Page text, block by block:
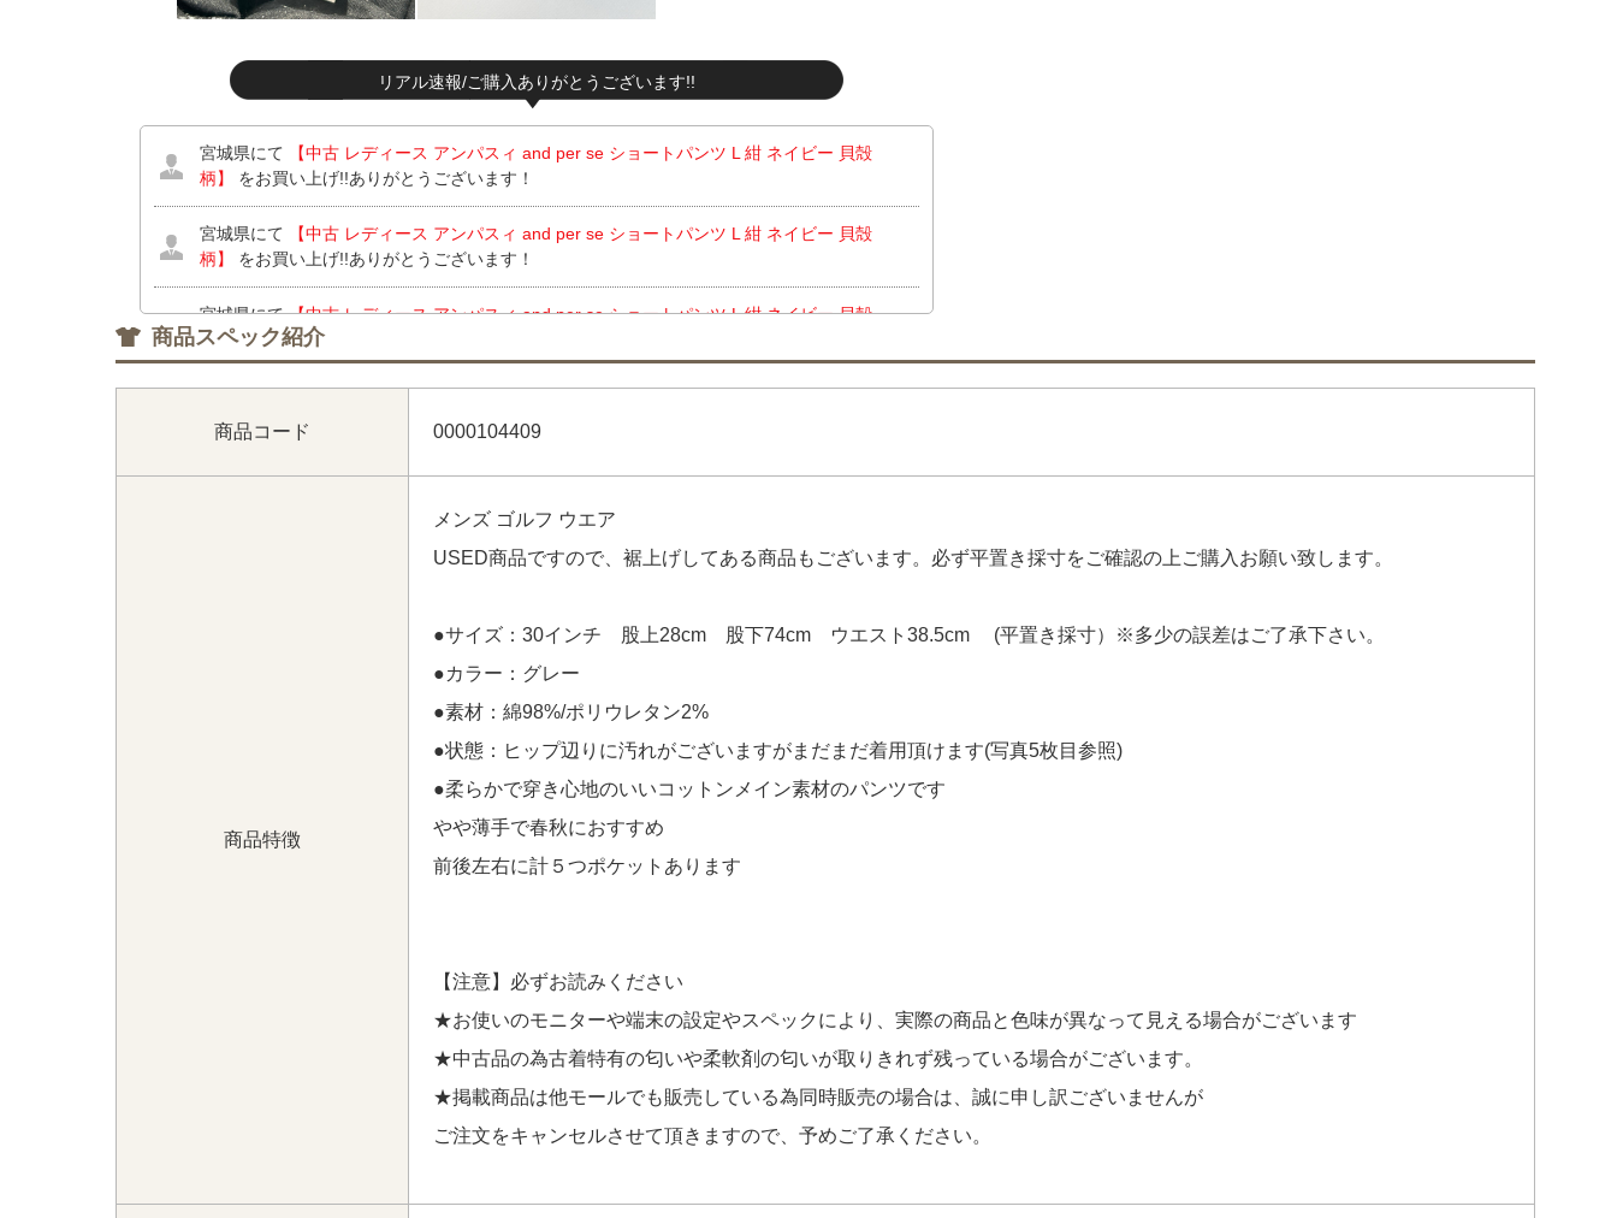
リアル速報/ご購入ありがとうございます!!
宮城県にて 【中古 レディース アンパスィ and per se ショートパンツ L 紺 ネイビー 貝殻
柄】
をお買い上げ!!ありがとうございます！
宮城県にて 【中古 レディース アンパスィ and per se ショートパンツ L 紺 ネイビー 貝殻
柄】
をお買い上げ!!ありがとうございます！
宮城県にて【中古 レディース アンパスィ and per se ショートパンツ L 紺 ネイビー 貝殻
柄】をお買い上げ!!ありがとうございます！
神奈川県にて【中古 レディース パーリーゲイツ PEARLY GATES ワンピース 1(M) 青×
緑 ノースリーブハイネック ヤシの木柄】 【中古 パーリーゲイツ PEARLY GATES サン
バイザー フリー ピンク 2023モデル】 【未使用品 レディース パーリーゲイツ PEARLY
【中古 レディース ニューバランスゴルフ New Balance golf 半袖ポロシャツ
EN ワンピース M ネイビー×花柄 ノースリーブ ハーフジップ】
【中古 レディース アールエルエックス ラルフローレン RLX RALPH LAUR
EN ワンピース M ネイビー×花柄 ノースリーブ ハーフジップ】 をお買い上げ!!ありがと
商品スペック紹介
商品コード 0000104409
商品特徴
メンズ ゴルフ ウエア
USED商品ですので、裾上げしてある商品もございます。必ず平置き採寸をご確認の上ご購入お願い致します。
●サイズ：30インチ 股上28cm 股下74cm ウエスト38.5cm (平置き採寸）※多少の誤差はご了承下さい。
●カラー：グレー
●素材：綿98%/ポリウレタン2%
●状態：ヒップ辺りに汚れがございますがまだまだ着用頂けます(写真5枚目参照)
●柔らかで穿き心地のいいコットンメイン素材のパンツです
やや薄手で春秋におすすめ
前後左右に計５つポケットあります
【注意】必ずお読みください
★お使いのモニターや端末の設定やスペックにより、実際の商品と色味が異なって見える場合がございます
★中古品の為古着特有の匂いや柔軟剤の匂いが取りきれず残っている場合がございます。
★掲載商品は他モールでも販売している為同時販売の場合は、誠に申し訳ございませんが
ご注文をキャンセルさせて頂きますので、予めご了承ください。